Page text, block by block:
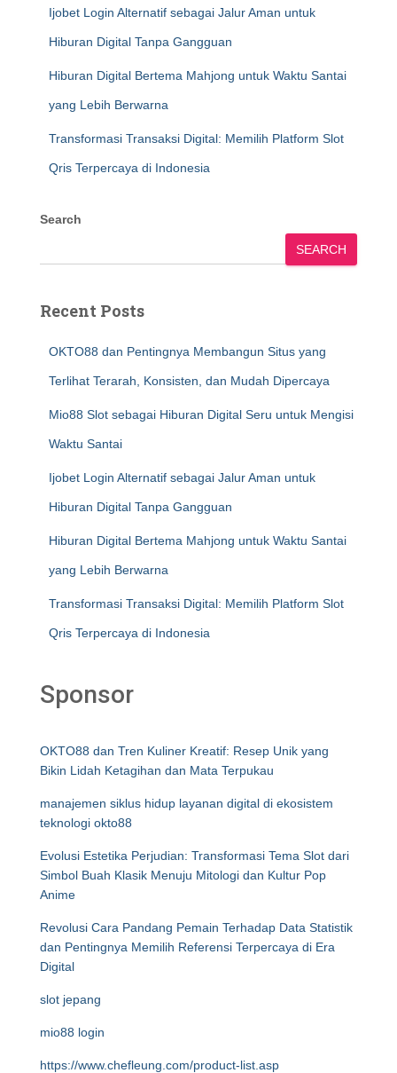
Ijobet Login Alternatif sebagai Jalur Aman untuk
Hiburan Digital Tanpa Gangguan
Hiburan Digital Bertema Mahjong untuk Waktu Santai
yang Lebih Berwarna
Transformasi Transaksi Digital: Memilih Platform Slot
Qris Terpercaya di Indonesia
Search
SEARCH
Recent Posts
OKTO88 dan Pentingnya Membangun Situs yang
Terlihat Terarah, Konsisten, dan Mudah Dipercaya
Mio88 Slot sebagai Hiburan Digital Seru untuk Mengisi
Waktu Santai
Ijobet Login Alternatif sebagai Jalur Aman untuk
Hiburan Digital Tanpa Gangguan
Hiburan Digital Bertema Mahjong untuk Waktu Santai
yang Lebih Berwarna
Transformasi Transaksi Digital: Memilih Platform Slot
Qris Terpercaya di Indonesia
Sponsor
OKTO88 dan Tren Kuliner Kreatif: Resep Unik yang
Bikin Lidah Ketagihan dan Mata Terpukau
manajemen siklus hidup layanan digital di ekosistem
teknologi okto88
Evolusi Estetika Perjudian: Transformasi Tema Slot dari
Simbol Buah Klasik Menuju Mitologi dan Kultur Pop
Anime
Revolusi Cara Pandang Pemain Terhadap Data Statistik
dan Pentingnya Memilih Referensi Terpercaya di Era
Digital
slot jepang
mio88 login
https://www.chefleung.com/product-list.asp